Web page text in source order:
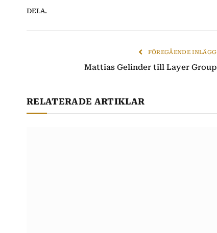
DELA.
FÖREGÅENDE INLÄGG
Mattias Gelinder till Layer Group
RELATERADE ARTIKLAR